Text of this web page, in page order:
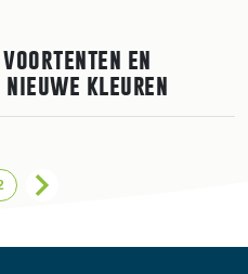
en
kleuren